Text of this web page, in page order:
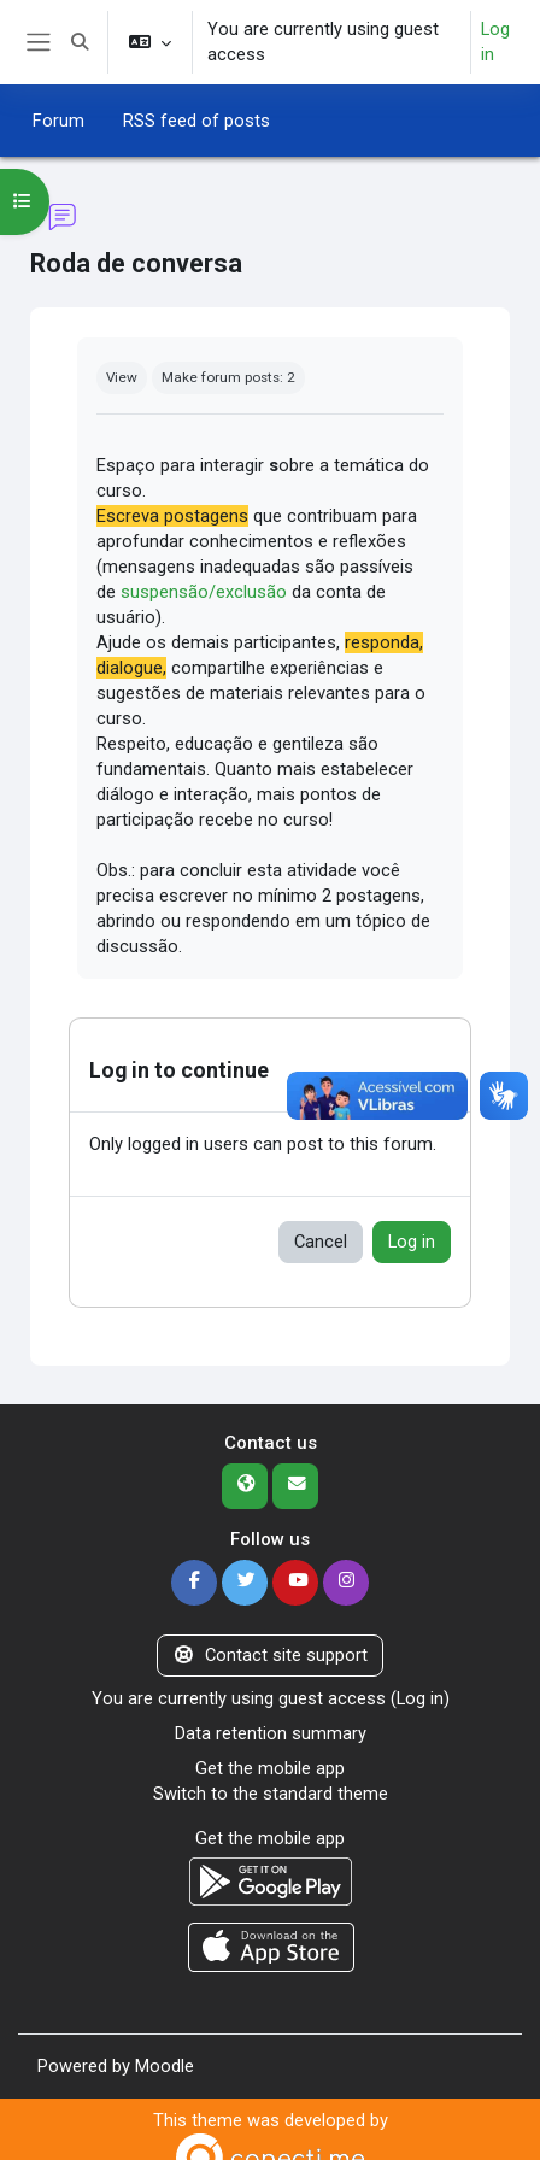
Skip to main content
Toggle search input
You are currently using guest
access
Log
in
Forum RSS feed of posts
Roda de conversa
Open course index
View Make forum posts: 2
Espaço para interagir sobre a temática do
curso.
Escreva postagens que contribuam para
aprofundar conhecimentos e reflexões
(mensagens inadequadas são passíveis
desuspensão/exclusão da conta de
usuário).
Ajude os demais participantes,responda,
dialogue, compartilhe experiências e
sugestões de materiais relevantes para o
curso.
Respeito, educação e gentileza são
fundamentais.Quanto mais estabelecer
diálogo e interação, mais pontos de
participação recebe no curso!
Obs.: para concluir esta atividade você
precisa escrever no mínimo 2 postagens,
abrindo ou respondendo em um tópico de
discussão.
Log in to continue
Only logged in users can post to this forum.
Cancel Log in
Contact us
Follow us
Contact site support
You are currently using guest access (Log in)
Data retention summary
Get the mobile app
Switch to the standard theme
Get the mobile app
Powered by Moodle
This theme was developed by